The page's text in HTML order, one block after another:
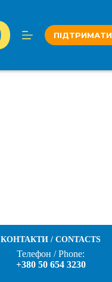
ПІДТРИМАТИ
КОНТАКТИ / CONTACTS
Телефон / Phone:
+380 50 654 3230